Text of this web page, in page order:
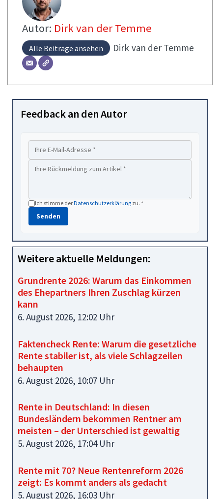
Autor: Dirk van der Temme
Alle Beiträge ansehen Dirk van der Temme
Feedback an den Autor
Ich stimme derDatenschutzerklärung zu. *
Senden
Weitere aktuelle Meldungen:
Grundrente 2026: Warum das Einkommen
des Ehepartners Ihren Zuschlag kürzen
kann
6. August 2026, 12:02 Uhr
Faktencheck Rente: Warum die gesetzliche
Rente stabiler ist, als viele Schlagzeilen
behaupten
6. August 2026, 10:07 Uhr
Rente in Deutschland: In diesen
Bundesländern bekommen Rentner am
meisten – der Unterschied ist gewaltig
5. August 2026, 17:04 Uhr
Rente mit 70? Neue Rentenreform 2026
zeigt: Es kommt anders als gedacht
5. August 2026, 16:03 Uhr